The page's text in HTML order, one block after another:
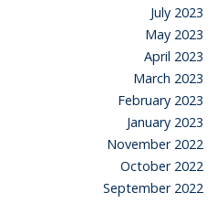
July 2023
May 2023
April 2023
March 2023
February 2023
January 2023
November 2022
October 2022
September 2022